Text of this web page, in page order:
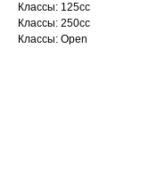
Классы: 125сс
Классы: 250сс
Классы: Open